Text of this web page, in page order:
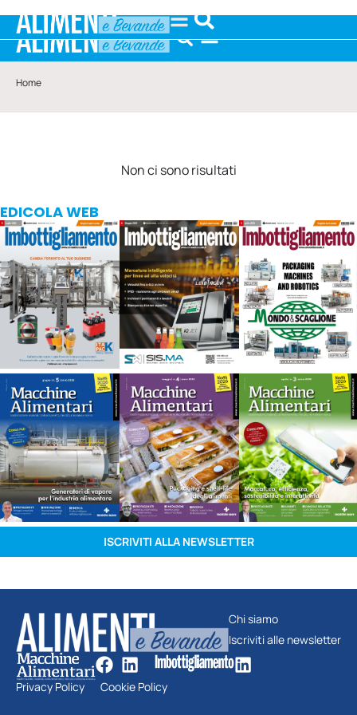
Home
Non ci sono risultati
EDICOLA WEB
ISCRIVITI ALLA NEWSLETTER
Chi siamo
Iscriviti alle newsletter
Privacy Policy Cookie Policy